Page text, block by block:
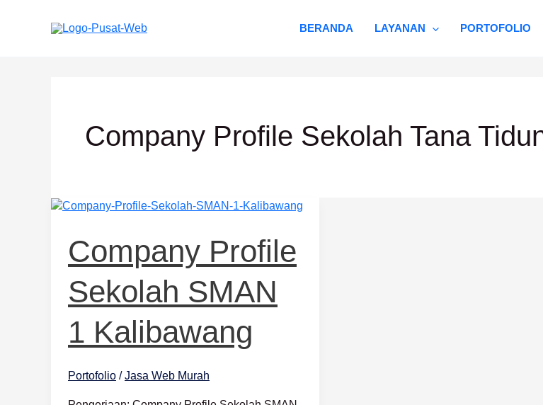
BERANDA LAYANAN PORTOFOLIO
Company Profile Sekolah Tana
Company Profile
Sekolah SMAN
1 Kalibawang
Portofolio /Jasa Web Murah
Company
SMAN
1
Kalibawang